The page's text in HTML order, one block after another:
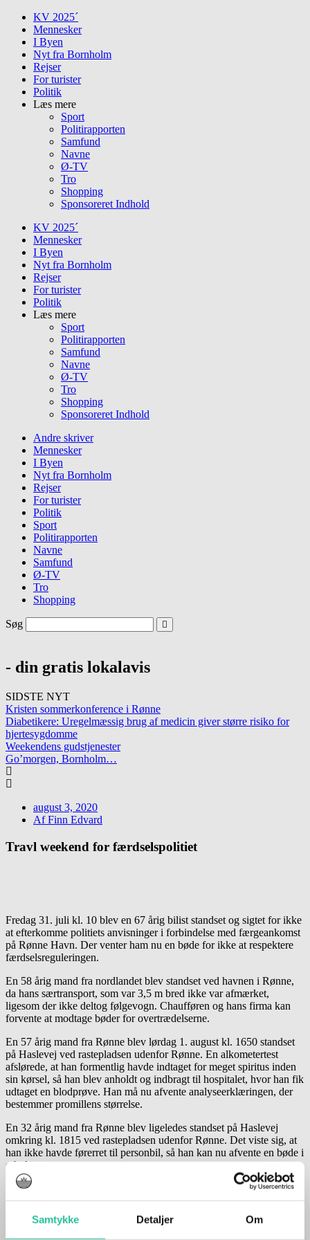
Samtykke Detaljer Om
Skip
content
KV 2025´
Mennesker
I Byen
Nyt fra Bornholm
Rejser
For turister
Politik
Læs mere
Sport
Politirapporten
Samfund
Navne
Ø-TV
Tro
Shopping
Sponsoreret Indhold
KV 2025´
Mennesker
I Byen
Nyt fra Bornholm
Rejser
For turister
Politik
Læs mere
Sport
Politirapporten
Samfund
Navne
Ø-TV
Tro
Shopping
Sponsoreret Indhold
Andre skriver
Mennesker
I Byen
Nyt fra Bornholm
Rejser
For turister
Politik
Sport
Politirapporten
Navne
Samfund
Ø-TV
Tro
Shopping
Søg
- din gratis lokalavis
SIDSTE NYT
Kristen sommerkonference i Rønne
Diabetikere: Uregelmæssig brug af medicin giver større risiko for
hjertesygdomme
Weekendens gudstjenester
Go’morgen, Bornholm…
august 3, 2020
AfFinn Edvard
Travl weekend for færdselspolitiet
Fredag 31. juli kl. 10 blev en 67 årig bilist standset og sigtet for ikke
at efterkomme politiets anvisninger i forbindelse med færgeankomst
på Rønne Havn. Der venter ham nu en bøde for ikke at respektere
færdselsreguleringen.
En 58 årig mand fra nordlandet blev standset ved havnen i Rønne,
da hans særtransport, som var 3,5 m bred ikke var afmærket,
ligesom der ikke deltog følgevogn. Chaufføren og hans firma kan
forvente at modtage bøder for overtrædelserne.
En 57 årig mand fra Rønne blev lørdag 1. august kl. 1650 standset
på Haslevej ved rastepladsen udenfor Rønne. En alkometertest
afslørede, at han formentlig havde indtaget for meget spiritus inden
sin kørsel, så han blev anholdt og indbragt til hospitalet, hvor han fik
udtaget en blodprøve. Han må nu afvente analyseerklæringen, der
bestemmer promillens størrelse.
En 32 årig mand fra Rønne blev ligeledes standset på Haslevej
omkring kl. 1815 ved rastepladsen udenfor Rønne. Det viste sig, at
han ikke havde førerret til personbil, så han kan nu afvente en bøde i
e-boks.
En 57 årig turist blev søndag 2. august ved 10-tiden på
Zahrtmannsvej i Rønne sigtet for at tale i mobiltelefon under
kørslen. Han modtager nu en bøde og et klip i kørekortet.
En 46 årig fynbo blev også søndag kl. 11.35 på Rønnevej i Nylars